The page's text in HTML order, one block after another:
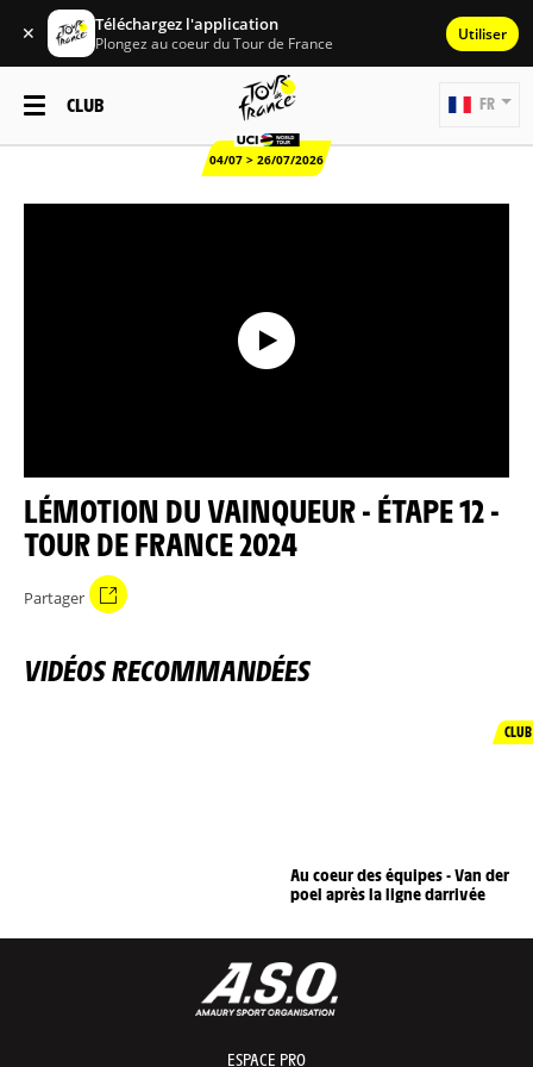
✕ Téléchargez l'application
Plongez au coeur du Tour de France Utiliser
CLUB
04/07 > 26/07/2026
FR
LÉMOTION DU VAINQUEUR - ÉTAPE 12 -
TOUR DE FRANCE 2024
Partager
VIDÉOS RECOMMANDÉES
CLUB
Au coeur des équipes - Van der
poel après la ligne darrivée
ESPACE PRO